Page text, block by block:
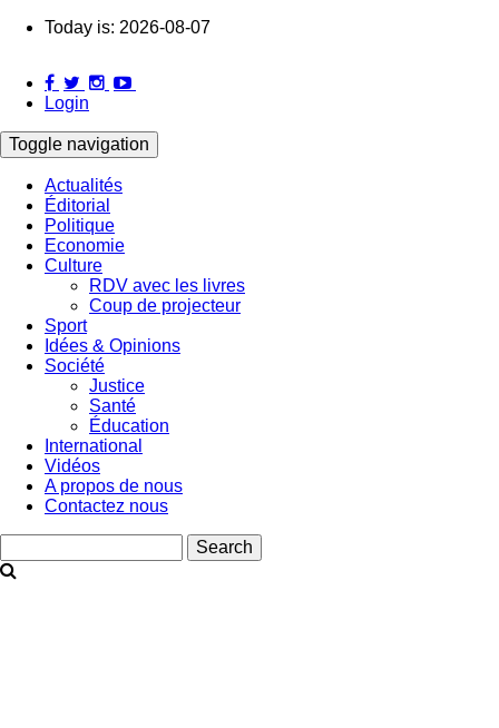
Skip
content
Today is: 2026-08-07
Login
Toggle navigation
Main
navigation
Actualités
Éditorial
Politique
Economie
Culture
RDV avec les livres
Coup de projecteur
Sport
Idées & Opinions
Société
Justice
Santé
Éducation
International
Vidéos
A propos de nous
Contactez nous